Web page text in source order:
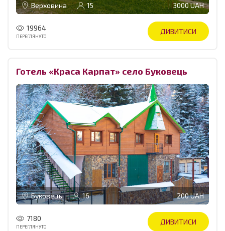
Верховина 15 3000 UAH
19964
ПЕРЕГЛЯНУТО
ДИВИТИСИ
Готель «Краса Карпат» село Буковець
Буковець 16 200 UAH
7180
ПЕРЕГЛЯНУТО
ДИВИТИСИ